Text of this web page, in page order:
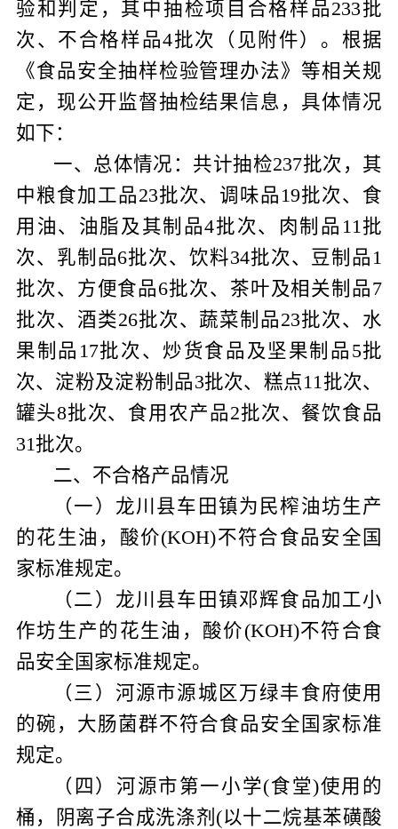
验和判定， 其中抽检项目合格样品233批
次、不合格样品4批次（见附件）。根据
《食品安全抽样检验管理办法》等相关规
定，现公开监督抽检结果信息，具体情况
如下：
一、总体情况： 共计抽检237批次，其
中粮食加工品23批次、调味品 19批次、食
用油、油脂及其制品4批次、肉制品 11 批
次、乳制品6批次、饮料34批次、豆制品 1
批次、方便食品6批次、茶叶及相关制品7
批次、酒类26批次、蔬菜制品23批次、水
果制品 17批次、炒货食品及坚果制品 5批
次、淀粉及淀粉制品3批次、糕点11 批次、
罐头8批次、食用农产品2批次、餐饮食品
31 批次。
二、不合格产品情况
（一）龙川县车田镇为民榨油坊生产
的花生油，酸价(KOH)不符合食品安全国
家标准规定。
（二）龙川县车田镇邓辉食品加工小
作坊生产的花生油，酸价(KOH)不符合食
品安全国家标准规定。
（三）河源市源城区万绿丰食府使用
的碗，大肠菌群不符合食品安全国家标准
规定。
（四）河源市第一小学(食堂)使用的
桶，阴离子合成洗涤剂 (以十二烷基苯磺酸